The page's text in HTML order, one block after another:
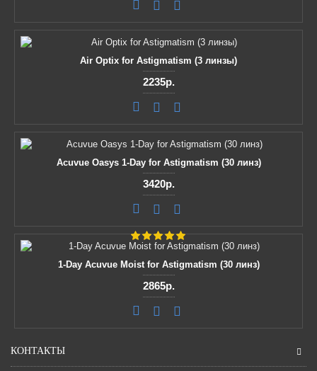
Air Optix for Astigmatism (3 линзы)
2235р.
Acuvue Oasys 1-Day for Astigmatism (30 линз)
3420р.
1-Day Acuvue Moist for Astigmatism (30 линз)
2865р.
КОНТАКТЫ